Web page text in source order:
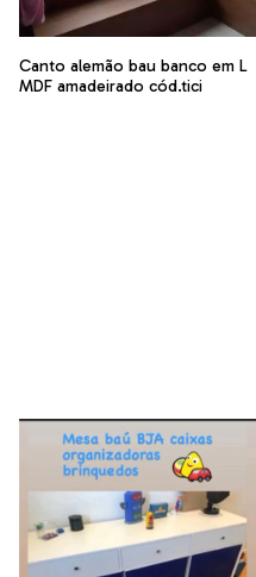
Canto alemão bau banco em L
MDF amadeirado cód.tici